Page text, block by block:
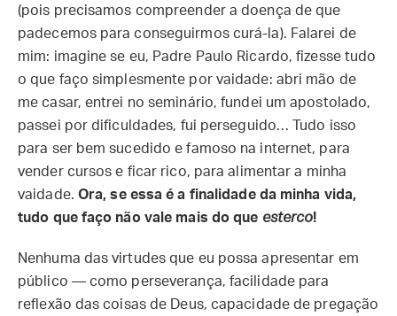
(pois precisamos compreender a doença de que
padecemos para conseguirmos curá-la). Falarei de
mim: imagine se eu, Padre Paulo Ricardo, fizesse tudo
o que faço simplesmente por vaidade: abri mão de
me casar, entrei no seminário, fundei um apostolado,
passei por dificuldades, fui perseguido… Tudo isso
para ser bem sucedido e famoso na internet, para
vender cursos e ficar rico, para alimentar a minha
vaidade. Ora, se essa é a finalidade da minha vida,
tudo que faço não vale mais do que esterco!
Nenhuma das virtudes que eu possa apresentar em
público — como perseverança, facilidade para
reflexão das coisas de Deus, capacidade de pregação